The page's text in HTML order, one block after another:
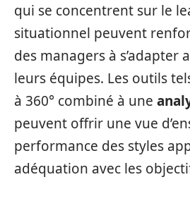
qui se concentrent sur le
situationnel peuvent
des managers à s’adapter
leurs équipes. Les outils
à 360° combiné à une
peuvent offrir une vue
performance des styles
adéquation avec les